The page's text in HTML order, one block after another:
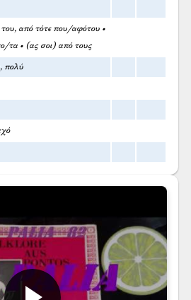
από τότε που/αφότου •
τα • (ας σοι) από τους
πολύ